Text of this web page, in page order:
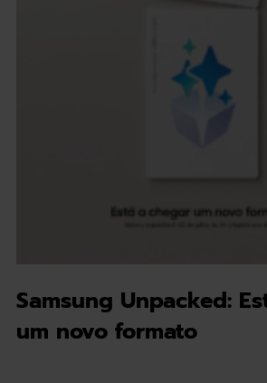
Samsung Unpacked:
um novo formato